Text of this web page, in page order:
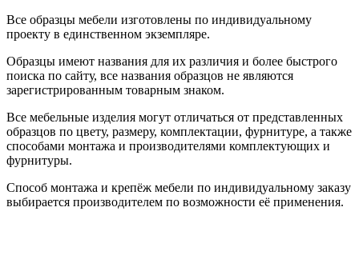
Все образцы мебели изготовлены по индивидуальному
проекту в единственном экземпляре.
Образцы имеют названия для их различия и более быстрого
поиска по сайту, все названия образцов не являются
зарегистрированным товарным знаком.
Все мебельные изделия могут отличаться от представленных
образцов по цвету, размеру, комплектации, фурнитуре, а также
способами монтажа и производителями комплектующих и
фурнитуры.
Способ монтажа и крепёж мебели по индивидуальному заказу
выбирается производителем по возможности её применения.